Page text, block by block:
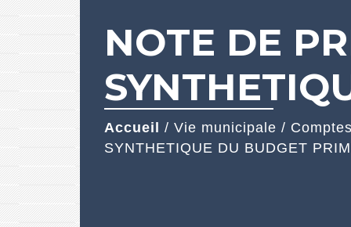
NOTE DE
Accueil / Vie municipale /
SYNTHETIQUE DU BUDGET